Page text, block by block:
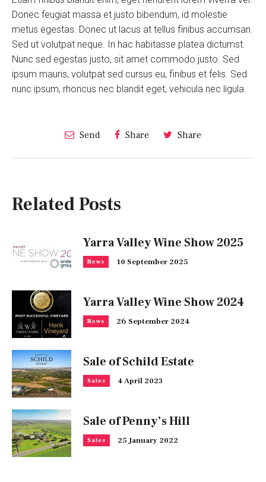
Donec feugiat massa et justo bibendum, id molestie
metus egestas. Donec ut lacus at tellus finibus accumsan.
Sed ut volutpat neque. In hac habitasse platea dictumst.
Nunc sed egestas justo, sit amet commodo justo. Sed
ipsum mauris, volutpat sed cursus eu, finibus et felis. Sed
nunc ipsum, rhoncus nec blandit eget, vehicula nec ligula.
Send Share Share
Related Posts
Yarra Valley Wine Show 2025
News 10 September 2025
Yarra Valley Wine Show 2024
News 26 September 2024
Sale of Schild Estate
Sales 4 April 2023
Sale of Penny’s Hill
Sales 25 January 2022